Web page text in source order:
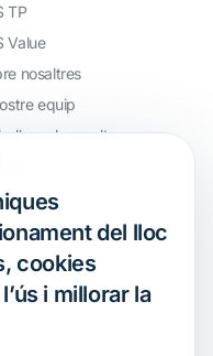
TP
Value
nosaltres
equip
amb nosaltres
del lloc
cookies
i millorar la